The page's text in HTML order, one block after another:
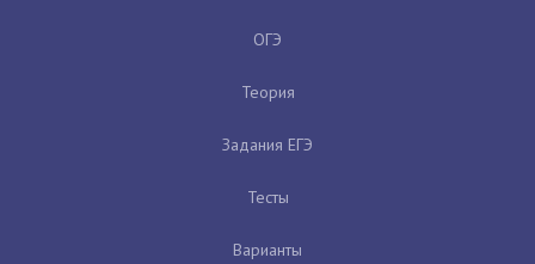
ОГЭ
Теория
Задания ЕГЭ
Тесты
Варианты